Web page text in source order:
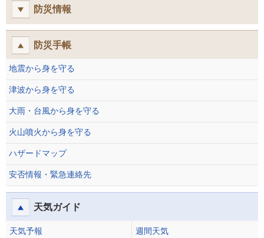
防災情報
防災手帳
地震から身を守る
津波から身を守る
大雨・台風から身を守る
火山噴火から身を守る
ハザードマップ
安否情報・緊急連絡先
天気ガイド
天気予報 週間天気